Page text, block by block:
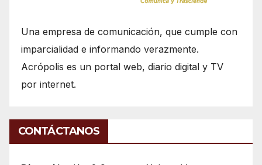
Una empresa de comunicación, que cumple con
imparcialidad e informando verazmente.
Acrópolis es un portal web, diario digital y TV
por internet.
CONTÁCTANOS